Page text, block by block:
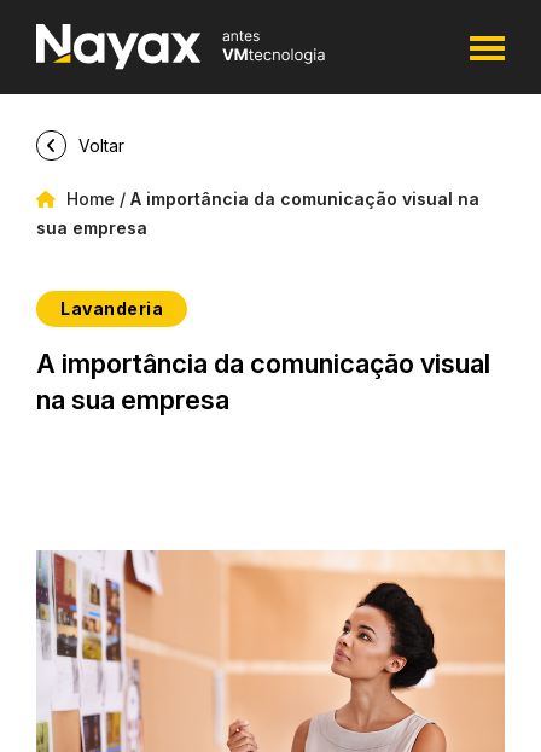
Home / A importância da comunicação visual na
sua empresa
Voltar
Lavanderia
A importância da comunicação visual
na sua empresa